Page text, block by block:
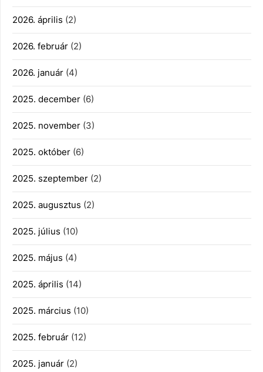
2026. április (2)
2026. február (2)
2026. január (4)
2025. december (6)
2025. november (3)
2025. október (6)
2025. szeptember (2)
2025. augusztus (2)
2025. július (10)
2025. május (4)
2025. április (14)
2025. március (10)
2025. február (12)
2025. január (2)